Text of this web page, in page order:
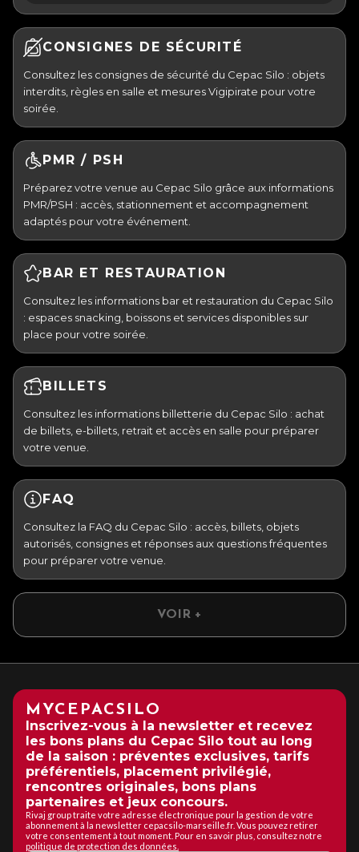
CONSIGNES DE SÉCURITÉ
Consultez les consignes de sécurité du Cepac Silo : objets
interdits, règles en salle et mesures Vigipirate pour votre
soirée.
PMR / PSH
Préparez votre venue au Cepac Silo grâce aux informations
PMR/PSH : accès, stationnement et accompagnement
adaptés pour votre événement.
BAR ET RESTAURATION
Consultez les informations bar et restauration du Cepac Silo
: espaces snacking, boissons et services disponibles sur
place pour votre soirée.
BILLETS
Consultez les informations billetterie du Cepac Silo : achat
de billets, e-billets, retrait et accès en salle pour préparer
votre venue.
FAQ
Consultez la FAQ du Cepac Silo : accès, billets, objets
autorisés, consignes et réponses aux questions fréquentes
pour préparer votre venue.
VOIR +
MYCEPACSILO
Inscrivez-vous à la newsletter et recevez
les bons plans du Cepac Silo tout au long
de la saison : préventes exclusives, tarifs
préférentiels, placement privilégié,
rencontres originales, bons plans
partenaires et jeux concours.
Rivaj group traite votre adresse électronique pour la gestion de votre
abonnement à la newsletter cepacsilo-marseille.fr. Vous pouvez retirer
votre consentement à tout moment. Pour en savoir plus, consultez notre
politique de protection des données.